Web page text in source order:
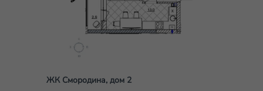
ЖК Смородина, дом 2